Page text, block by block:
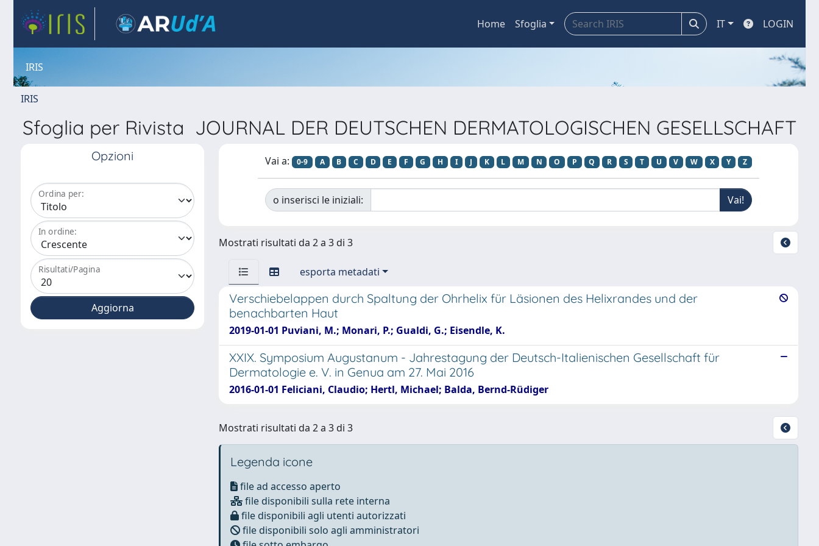
Home Sfoglia IT LOGIN
IRIS
IRIS
Sfoglia per Rivista JOURNAL DER DEUTSCHEN DERMATOLOGISCHEN GESELLSCHAFT
Opzioni
Ordina per:
In ordine:
Risultati/Pagina
Vai a: 0-9 A B C D E F G H I J K L M N O P Q R S T U V W X Y Z
o inserisci le iniziali:
Mostrati risultati da 2 a 3 di 3
esporta metadati
Verschiebelappen durch Spaltung der Ohrhelix für Läsionen des Helixrandes und der
benachbarten Haut
2019-01-01 Puviani, M.; Monari, P.; Gualdi, G.; Eisendle, K.
XXIX. Symposium Augustanum - Jahrestagung der Deutsch-Italienischen Gesellschaft für
Dermatologie e. V. in Genua am 27. Mai 2016
2016-01-01 Feliciani, Claudio; Hertl, Michael; Balda, Bernd-Rüdiger
Mostrati risultati da 2 a 3 di 3
Legenda icone
file ad accesso aperto
file disponibili sulla rete interna
file disponibili agli utenti autorizzati
file disponibili solo agli amministratori